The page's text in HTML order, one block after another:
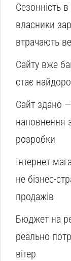
Сезонність
власники
втрачають
Сайту вже
стає
Сайт здано
наповнення
розробки
Інтернет-
не бізнес-
продажів
Бюджет на
реально
вітер